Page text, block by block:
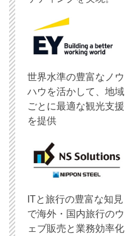
世界水準の豊富なノウ
ハウを活かして、地域
ごとに最適な観光支援
を提供
ITと旅行の豊富な知見
で海外・国内旅行のウ
ェブ販売と業務効率化